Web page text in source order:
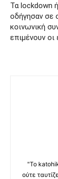
Τα lockdown
οδήγησαν σε
κοινωνική
επιμένουν οι
"Το
ούτε